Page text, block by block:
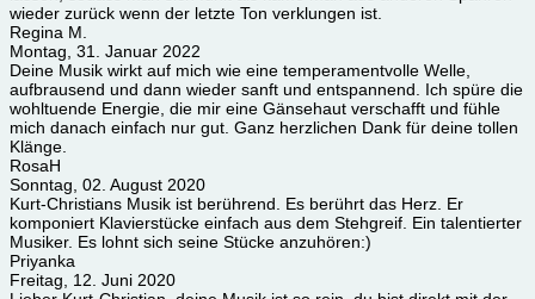
wieder zurück wenn der letzte Ton verklungen ist.
Regina M.
Montag, 31. Januar 2022
Deine Musik wirkt auf mich wie eine temperamentvolle Welle,
aufbrausend und dann wieder sanft und entspannend. Ich spüre die
wohltuende Energie, die mir eine Gänsehaut verschafft und fühle
mich danach einfach nur gut. Ganz herzlichen Dank für deine tollen
Klänge.
RosaH
Sonntag, 02. August 2020
Kurt-Christians Musik ist berührend. Es berührt das Herz. Er
komponiert Klavierstücke einfach aus dem Stehgreif. Ein talentierter
Musiker. Es lohnt sich seine Stücke anzuhören:)
Priyanka
Freitag, 12. Juni 2020